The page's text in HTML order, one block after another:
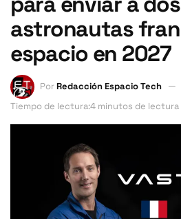
astronautas
espacio en 2027
PorRedacción Espacio Tech
Tiempo de lectura:4 minutos de lectura